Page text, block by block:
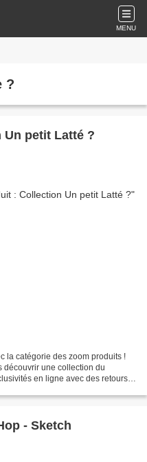
MENU
?
petit Latté ?
la catégorie des zoom produits !
découvrir une collection du
en ligne avec des retours
- Sketch